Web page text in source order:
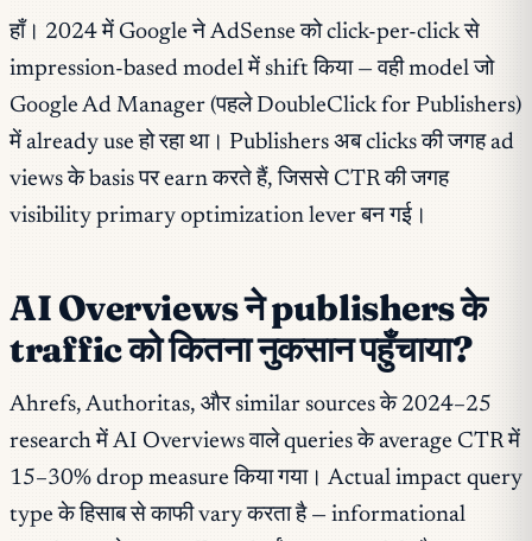
हाँ। 2024 में Google ने AdSense को click-per-click से
impression-based model में shift किया — वही model जो
Google Ad Manager (पहले DoubleClick for Publishers)
में already use हो रहा था। Publishers अब clicks की जगह ad
views के basis पर earn करते हैं, जिससे CTR की जगह
visibility primary optimization lever बन गई।
AI Overviews ने publishers के
traffic को कितना नुकसान पहुँचाया?
Ahrefs, Authoritas, और similar sources के 2024–25
research में AI Overviews वाले queries के average CTR में
15–30% drop measure किया गया। Actual impact query
type के हिसाब से काफी vary करता है — informational